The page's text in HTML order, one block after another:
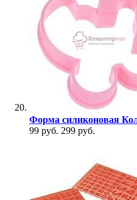
Форма силиконовая
99 руб. 299 руб.